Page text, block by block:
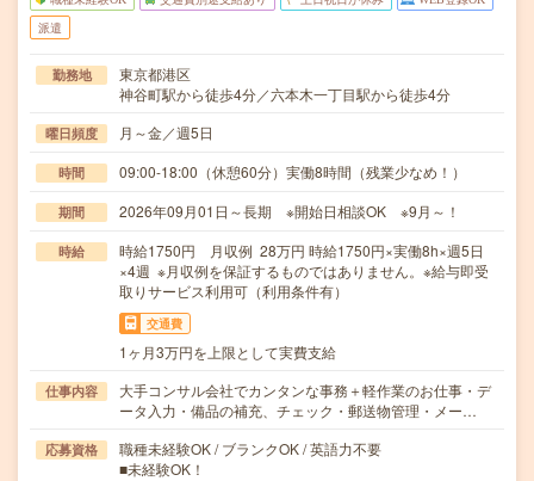
派遣
勤務地
東京都港区
神谷町駅から徒歩4分／六本木一丁目駅から徒歩4分
曜日頻度 月～金／週5日
時間 09:00-18:00（休憩60分）実働8時間（残業少なめ！）
期間 2026年09月01日～長期 ※開始日相談OK ※9月～！
時給
時給1750円 月収例 28万円 時給1750円×実働8h×週5日
×4週 ※月収例を保証するものではありません。※給与即受
取りサービス利用可（利用条件有）
交通費
1ヶ月3万円を上限として実費支給
仕事内容
大手コンサル会社でカンタンな事務＋軽作業のお仕事・デ
ータ入力・備品の補充、チェック・郵送物管理・メー…
応募資格
職種未経験OK / ブランクOK / 英語力不要
■未経験OK！